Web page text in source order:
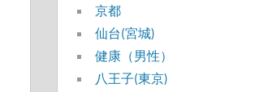
京都
仙台(宮城)
健康（男性）
八王子(東京)